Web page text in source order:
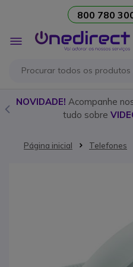
800 780
Alternar
Nav
NOVIDADE! Acompanhe
tudo sobre
Página inicial Telefones